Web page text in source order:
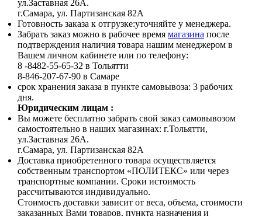
ул.Заставная 26А.
г.Самара, ул. Партизанская 82А
Готовность заказа к отгрузке:уточняйте у менеджера.
Забрать заказ можно в рабочее время магазина после
подтверждения наличия товара нашим менеджером в
Вашем личном кабинете или по телефону:
8 -8482-55-65-32 в Тольятти
8-846-207-67-90 в Самаре
срок хранения заказа в пункте самовывоза: 3 рабочих
дня.
Юридическим лицам :
Вы можете бесплатно забрать свой заказ самовывозом
самостоятельно в наших магазинах: г.Тольятти,
ул.Заставная 26А.
г.Самара, ул. Партизанская 82А
Доставка приобретенного товара осуществляется
собственным транспортом «ПОЛИТЕКС» или через
транспортные компании. Сроки истоимость
рассчитываются индивидуально.
Стоимость доставки зависит от веса, объема, стоимости
заказанных Вами товаров, пункта назначения и